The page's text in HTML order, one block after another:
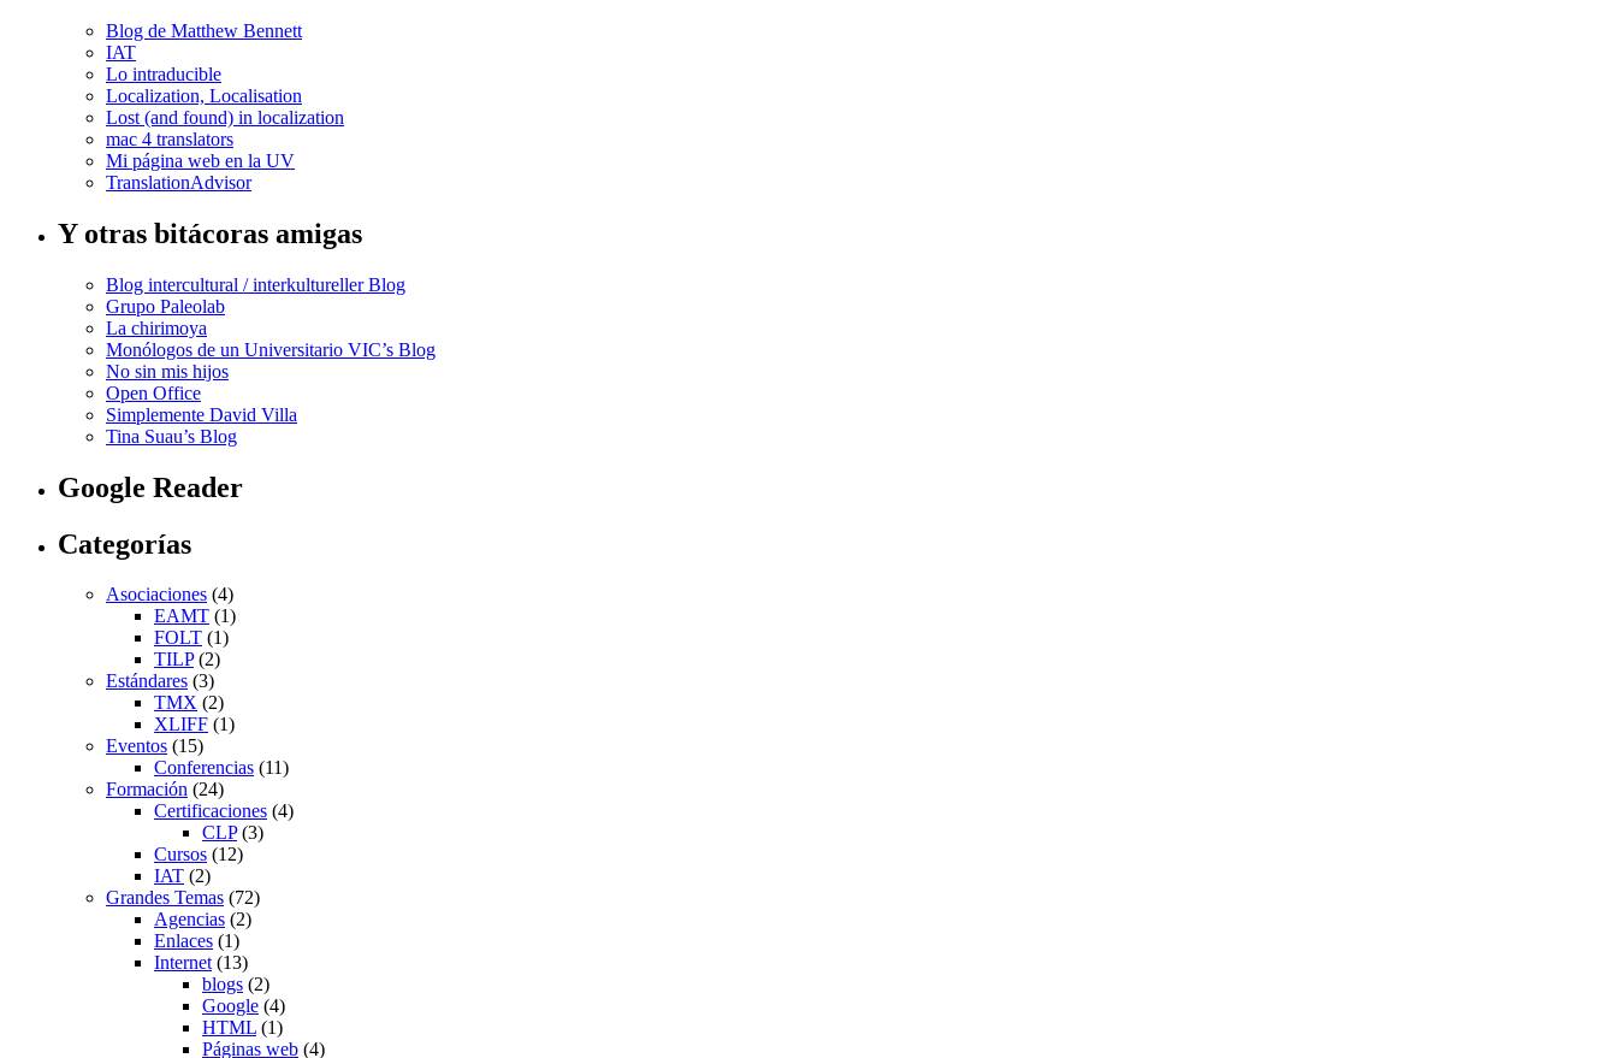
Blog de Matthew Bennett
IAT
Lo intraducible
Localization, Localisation
Lost (and found) in localization
mac 4 translators
Mi página web en la UV
TranslationAdvisor
Y otras bitácoras amigas
Blog intercultural / interkultureller Blog
Grupo Paleolab
La chirimoya
Monólogos de un Universitario VIC’s Blog
No sin mis hijos
Open Office
Simplemente David Villa
Tina Suau’s Blog
Google Reader
Categorías
Asociaciones (4)
EAMT (1)
FOLT (1)
TILP(2)
Estándares (3)
TMX (2)
XLIFF (1)
Eventos (15)
Conferencias (11)
Formación (24)
Certificaciones (4)
CLP(3)
Cursos (12)
IAT (2)
Grandes Temas (72)
Agencias (2)
Enlaces (1)
Internet(13)
blogs (2)
Google (4)
HTML (1)
Páginas web (4)